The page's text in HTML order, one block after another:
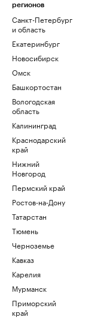
регионов
Санкт-Петербург
и область
Екатеринбург
Новосибирск
Омск
Башкортостан
Вологодская
область
Калининград
Краснодарский
край
Нижний
Новгород
Пермский край
Ростов-на-Дону
Татарстан
Тюмень
Черноземье
Кавказ
Карелия
Мурманск
Приморский
край